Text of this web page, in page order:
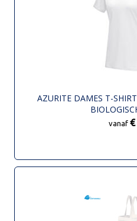
AZURITE DAMES T-
vanaf €